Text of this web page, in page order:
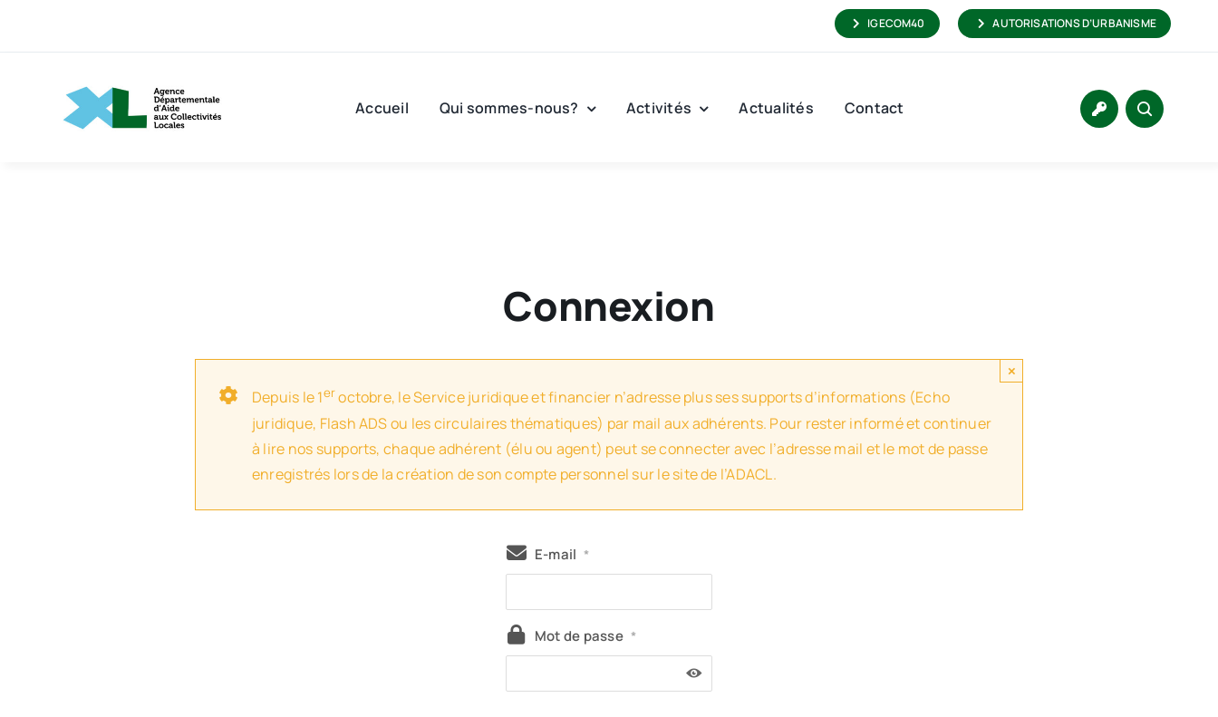
IGECOM40 AUTORISATIONS D’URBANISME
Accueil Qui sommes-nous? Activités Actualités Contact
Connexion
Depuis le 1eroctobre, le Service juridique et financier n’adresse plus ses supports d’informations (Echo
juridique, Flash ADS ou les circulaires thématiques) par mail aux adhérents. Pour rester informé et continuer
à lire nos supports, chaque adhérent (élu ou agent) peut se connecter avec l’adresse mail et le mot de passe
enregistrés lors de la création de son compte personnel sur le site de l’ADACL.
×
E-mail *
Mot de passe *